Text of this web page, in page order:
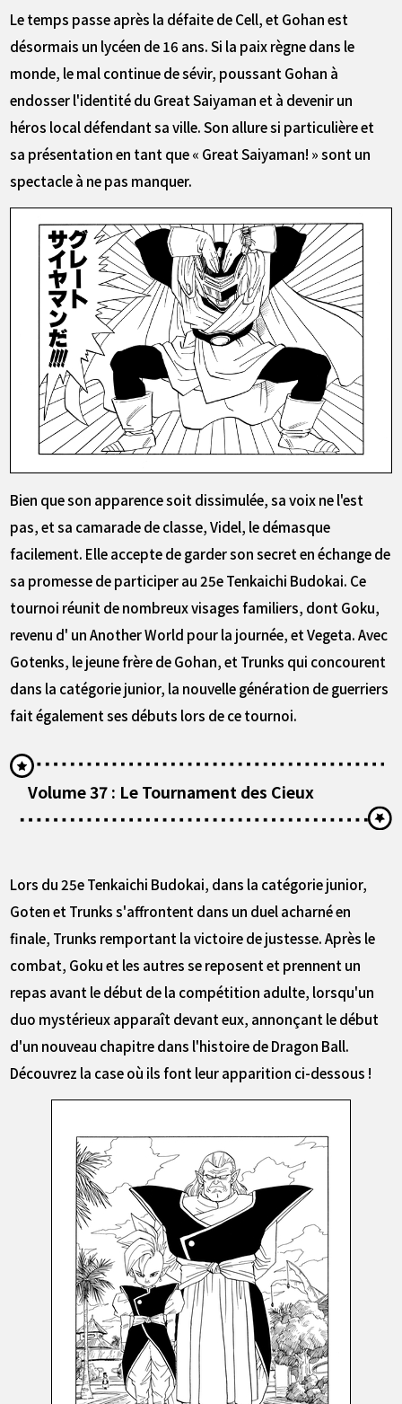
Le temps passe après la défaite de Cell, et Gohan est
désormais un lycéen de 16 ans. Si la paix règne dans le
monde, le mal continue de sévir, poussant Gohan à
endosser l'identité du Great Saiyaman et à devenir un
héros local défendant sa ville. Son allure si particulière et
sa présentation en tant que « Great Saiyaman! » sont un
spectacle à ne pas manquer.
Bien que son apparence soit dissimulée, sa voix ne l'est
pas, et sa camarade de classe, Videl, le démasque
facilement. Elle accepte de garder son secret en échange de
sa promesse de participer au 25e Tenkaichi Budokai. Ce
tournoi réunit de nombreux visages familiers, dont Goku,
revenu d' un Another World pour la journée, et Vegeta. Avec
Gotenks, le jeune frère de Gohan, et Trunks qui concourent
dans la catégorie junior, la nouvelle génération de guerriers
fait également ses débuts lors de ce tournoi.
Volume 37 : Le Tournament des Cieux
Lors du 25e Tenkaichi Budokai, dans la catégorie junior,
Goten et Trunks s'affrontent dans un duel acharné en
finale, Trunks remportant la victoire de justesse. Après le
combat, Goku et les autres se reposent et prennent un
repas avant le début de la compétition adulte, lorsqu'un
duo mystérieux apparaît devant eux, annonçant le début
d'un nouveau chapitre dans l'histoire de Dragon Ball.
Découvrez la case où ils font leur apparition ci-dessous !